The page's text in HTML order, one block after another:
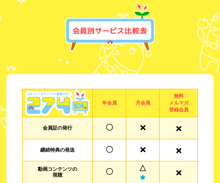
年会員 月会員
無料
メルマガ
登録会員
会員証の発行 〇
継続特典の発送 〇
動画コンテンツの
視聴
〇 △